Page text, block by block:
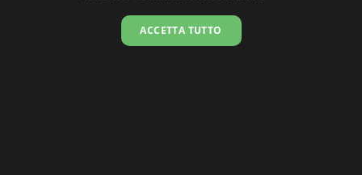
11:42:34
ACCETTA TUTTO